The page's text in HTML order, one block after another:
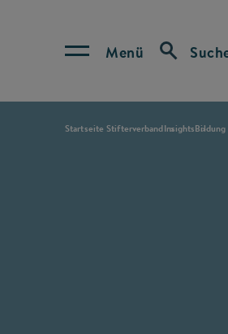
Menü
Startseite StifterverbandInsightsBildung